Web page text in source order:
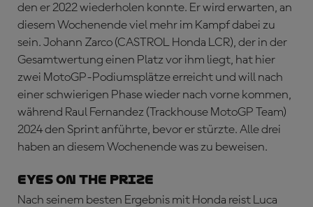
den er 2022 wiederholen konnte. Er wird erwarten, an
diesem Wochenende viel mehr im Kampf dabei zu
sein. Johann Zarco (CASTROL Honda LCR), der in der
Gesamtwertung einen Platz vor ihm liegt, hat hier
zwei MotoGP-Podiumsplätze erreicht und will nach
einer schwierigen Phase wieder nach vorne kommen,
während Raul Fernandez (Trackhouse MotoGP Team)
2024 den Sprint anführte, bevor er stürzte. Alle drei
haben an diesem Wochenende was zu beweisen.
EYES ON THE PRIZE
Nach seinem besten Ergebnis mit Honda reist Luca